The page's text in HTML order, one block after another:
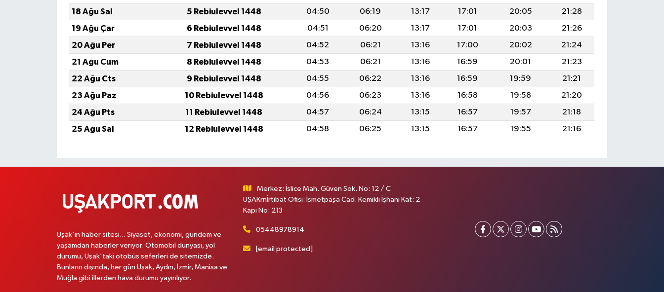
18 Ağu Sal
5 Rebiulevvel 1448 04:50 06:19 13:17 17:01 20:05
21:28
19 Ağu Çar
6 Rebiulevvel 1448 04:51 06:20 13:17 17:01 20:03
21:26
20 Ağu Per
7 Rebiulevvel 1448 04:52 06:21 13:16 17:00 20:02
21:24
21 Ağu Cum
8 Rebiulevvel 1448 04:53 06:21 13:16 16:59 20:01
21:23
22 Ağu Cts
9 Rebiulevvel 1448 04:55 06:22 13:16 16:59 19:59
21:21
23 Ağu Paz
10 Rebiulevvel 1448 04:56 06:23 13:16 16:58 19:58
21:20
24 Ağu Pts
11 Rebiulevvel 1448 04:57 06:24 13:15 16:57 19:57
21:18
25 Ağu Sal
12 Rebiulevvel 1448 04:58 06:25 13:15 16:57 19:55 21:16
Uşak'ın haber sitesi... Siyaset, ekonomi, gündem ve
yaşamdan haberler veriyor. Otomobil dünyası, yol
durumu, Uşak'taki otobüs seferleri de sitemizde.
Bunların dışında, her gün Uşak, Aydın, İzmir, Manisa ve
Muğla gibi illerden hava durumu yayınlıyor.
Merkez: İslice Mah. Güven Sok. No: 12 / C
UŞAKrnİrtibat Ofisi: İsmetpaşa Cad. Kemikli İşhanı Kat: 2
Kapı No: 213
05448978914
[email protected]